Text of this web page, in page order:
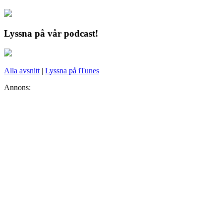
Lyssna på vår podcast!
Alla avsnitt | Lyssna på iTunes
Annons: